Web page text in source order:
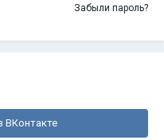
Забыли пароль?
ВКонтакте